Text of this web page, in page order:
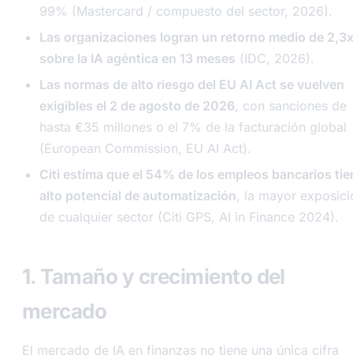
99% (Mastercard / compuesto del sector, 2026).
Las organizaciones logran un retorno medio de 2,3x
sobre la IA agéntica en 13 meses (IDC, 2026).
Las normas de alto riesgo del EU AI Act se vuelven
exigibles el 2 de agosto de 2026, con sanciones de
hasta €35 millones o el 7% de la facturación global
(European Commission, EU AI Act).
Citi estima que el 54% de los empleos bancarios
alto potencial de automatización, la mayor
de cualquier sector (Citi GPS, AI in Finance 2024).
1. Tamaño y crecimiento del
mercado
El mercado de IA en finanzas no tiene una única cifra